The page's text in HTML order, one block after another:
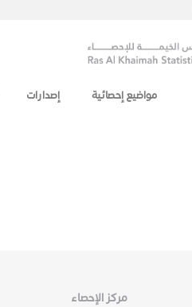
مواضيع إحصائية إصدارات
مركز الإحصاء